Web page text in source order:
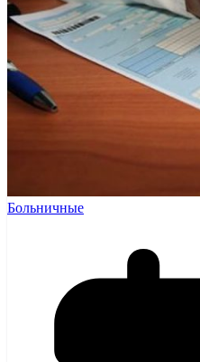
Больничные